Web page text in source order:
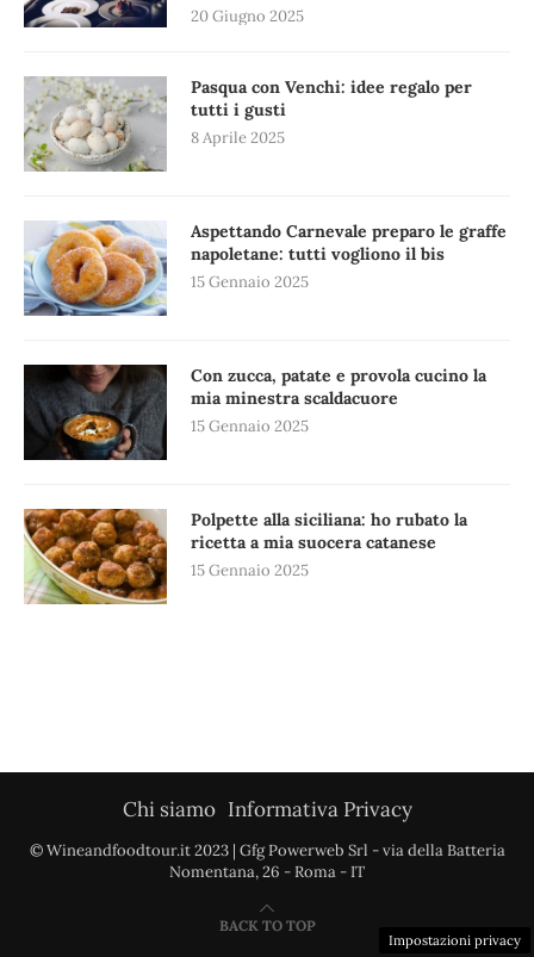
20 Giugno 2025
Pasqua con Venchi: idee regalo per
tutti i gusti
8 Aprile 2025
Aspettando Carnevale preparo le graffe
napoletane: tutti vogliono il bis
15 Gennaio 2025
Con zucca, patate e provola cucino la
mia minestra scaldacuore
15 Gennaio 2025
Polpette alla siciliana: ho rubato la
ricetta a mia suocera catanese
15 Gennaio 2025
Chi siamo Informativa Privacy
© Wineandfoodtour.it 2023 | Gfg Powerweb Srl - via della Batteria
Nomentana, 26 - Roma - IT
BACK TO TOP
Impostazioni privacy